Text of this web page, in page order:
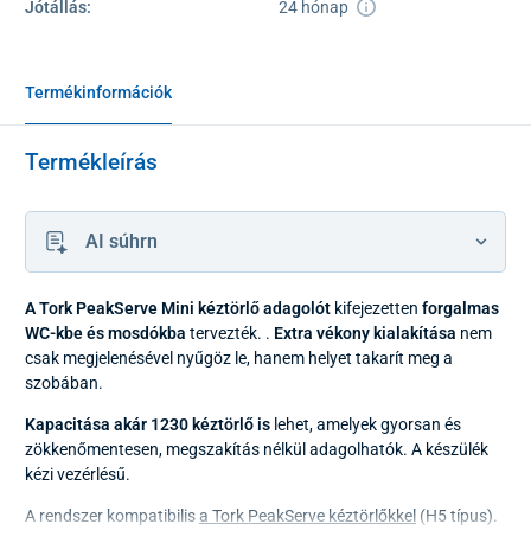
Jótállás:
24 hónap
Termékinformációk
Termékleírás
AI súhrn
A Tork PeakServe Mini kéztörlő adagolót kifejezetten forgalmas
WC-kbe és mosdókba tervezték. . Extra vékony kialakítása nem
csak megjelenésével nyűgöz le, hanem helyet takarít meg a
szobában.
Kapacitása akár 1230 kéztörlő is lehet, amelyek gyorsan és
zökkenőmentesen, megszakítás nélkül adagolhatók. A készülék
kézi vezérlésű.
A rendszer kompatibilis a Tork PeakServe kéztörlőkkel (H5 típus).